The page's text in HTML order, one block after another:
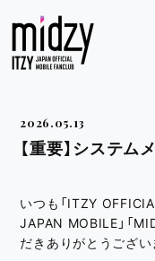
2026.05.13
【重要】システ
いつも「ITZY
JAPAN MOBILE」「
だきありがとうござい